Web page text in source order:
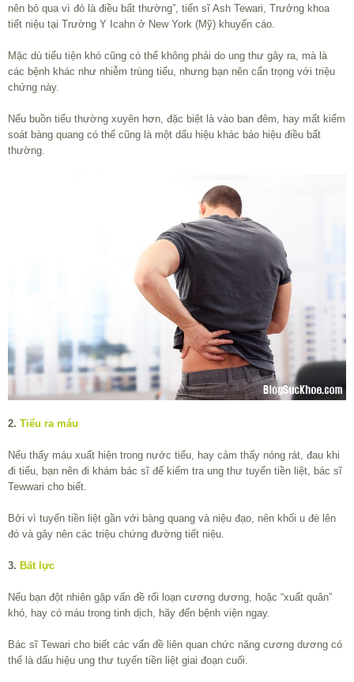
nên bỏ qua vì đó là điều bất thường”, tiến sĩ Ash Tewari, Trưởng khoa
tiết niệu tại Trường Y Icahn ở New York (Mỹ) khuyến cáo.
Mặc dù tiểu tiện khó cũng có thể không phải do ung thư gây ra, mà là
các bệnh khác như nhiễm trùng tiểu, nhưng bạn nên cẩn trọng với triệu
chứng này.
Nếu buồn tiểu thường xuyên hơn, đặc biệt là vào ban đêm, hay mất kiểm
soát bàng quang có thể cũng là một dấu hiệu khác báo hiệu điều bất
thường.
2. Tiểu ra máu
Nếu thấy máu xuất hiện trong nước tiểu, hay cảm thấy nóng rát, đau khi
đi tiểu, bạn nên đi khám bác sĩ để kiểm tra ung thư tuyến tiền liệt, bác sĩ
Tewwari cho biết.
Bởi vì tuyến tiền liệt gần với bàng quang và niệu đạo, nên khối u đè lên
đó và gây nên các triệu chứng đường tiết niệu.
3. Bất lực
Nếu bạn đột nhiên gặp vấn đề rối loạn cương dương, hoặc “xuất quân”
khó, hay có máu trong tinh dịch, hãy đến bệnh viện ngay.
Bác sĩ Tewari cho biết các vấn đề liên quan chức năng cương dương có
thể là dấu hiệu ung thư tuyến tiền liệt giai đoạn cuối.